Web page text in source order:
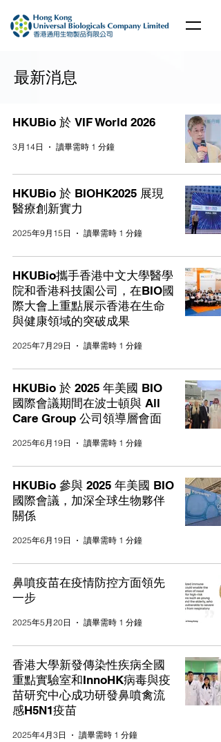
最新消息
HKUBio 於 VIF World 2026
3月14日 讀畢需時 1 分鐘
HKUBio 於 BIOHK2025 展現
醫療創新實力
2025年9月15日 讀畢需時 1 分鐘
HKUBio攜手香港中文大學醫學
院和香港科技園公司，在BIO國
際大會上重點展示香港在生命
與健康領域的突破成果
2025年7月29日 讀畢需時 1 分鐘
HKUBio 於 2025 年美國 BIO
國際會議期間在波士頓與 All
Care Group 公司領導層會面
2025年6月19日 讀畢需時 1 分鐘
HKUBio 參與 2025 年美國 BIO
國際會議，加深全球生物夥伴
關係
2025年6月19日 讀畢需時 1 分鐘
鼻噴疫苗在疫情防控方面領先
一步
2025年5月20日 讀畢需時 1 分鐘
香港大學新發傳染性疾病全國
重點實驗室和InnoHK病毒與疫
苗研究中心成功研發鼻噴禽流
感H5N1疫苗
2025年4月3日 讀畢需時 1 分鐘